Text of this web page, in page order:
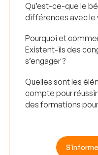
Qu’est-ce-que le
différences avec le
Pourquoi et
Existent-ils des
s’engager ?
Quelles sont les
compte pour
des formations